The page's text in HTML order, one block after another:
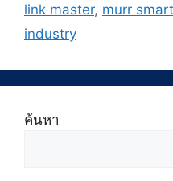
link master, murr
industry
ค้นหา